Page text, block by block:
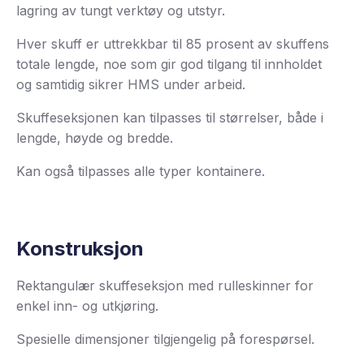
lagring av tungt verktøy og utstyr.
Hver skuff er uttrekkbar til 85 prosent av skuffens
totale lengde, noe som gir god tilgang til innholdet
og samtidig sikrer HMS under arbeid.
Skuffeseksjonen kan tilpasses til størrelser, både i
lengde, høyde og bredde.
Kan også tilpasses alle typer kontainere.
Konstruksjon
Rektangulær skuffeseksjon med rulleskinner for
enkel inn- og utkjøring.
Spesielle dimensjoner tilgjengelig på forespørsel.